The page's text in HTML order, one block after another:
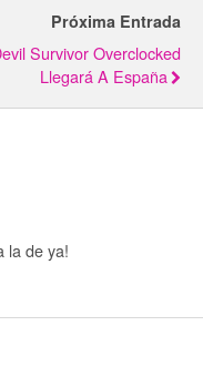
Próxima Entrada
Survivor Overclocked
Llegará A España
la de ya!